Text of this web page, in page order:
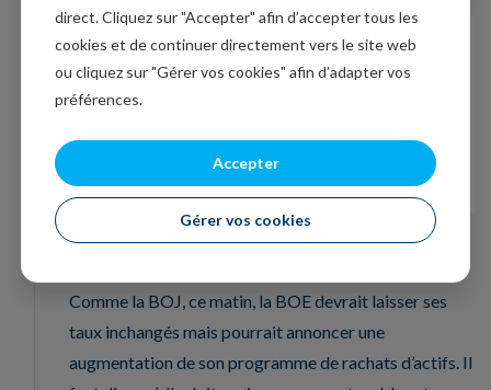
Comme la BOJ, ce matin, la BOE devrait laisser ses
taux inchangés mais pourrait annoncer une
augmentation de son programme de rachats d’actifs. Il
direct. Cliquez sur "Accepter" afin d’accepter tous les
cookies et de continuer directement vers le site web
ou cliquez sur "Gérer vos cookies" afin d’adapter vos
préférences.
Accepter
Gérer vos cookies